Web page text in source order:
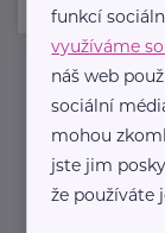
Pravidelný
funkcí
využíváme
náš web
sociální
mohou
jste jim
že používáte